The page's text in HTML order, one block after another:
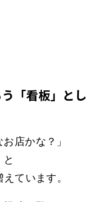
「看板」とし
店かな？」
と
ています。